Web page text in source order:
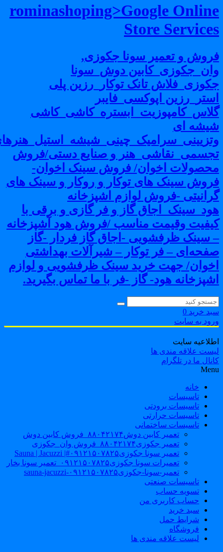
rominashoping>Google
Store
و تعمیر سونا جکوزی,
دوش_سونا
تانک توکار_رزین پلی
اپوکسی_فایبر
ای
و صنایع دستی/فروش
اخوان/ فروش سینک اخوان-
سینک های توکار و روکار و سینک های
-فروش لوازم اشپزخانه
گاز و فر گازی و برقی با
وقیمت مناسب /فروش هود آشپزخانه
سینک ظرفشویی -اجاق گاز فردار -گاز
– فر توکار – شیرآلات بهداشتی
جهت خرید سینک ظرفشویی و لوازم
هود- گاز -فر با ما تماس بگیرید.
خرید 0
به سایت
سایت
علاقه مندی ها
ما در تلگرام
خانه
تاسیسات
تاسیسات برودتی
تاسیسات حرارتی
تاسیسات ساختمانی
تعمیر کابین دوش۸۸۰۴۲۱۷۴_فروش کابین دوش
تعمیر جکوزی۸۸۰۴۲۱۷۴_فروش وان_جکوزی
تعمیر سونا جکوزی۰۹۱۲۱۵۰۷۸۲۵#| Sauna | Jacuzzi
تعمیرات سونا جکوزی۰۹۱۲۱۵۰۷۸۲۵_تعمیر سونا بخار
تعمیر-سونا-جکوزی۰۹۱۲۱۵۰۷۸۲۵-sauna-jacuzzi
تاسیسات صنعتی
تسویه حساب
حساب کاربری من
سبد خرید
شرایط حمل
فروشگاه
لیست علاقه مندی ها